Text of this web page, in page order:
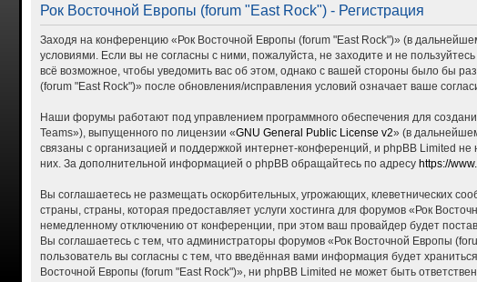
Рок Восточной Европы (forum "East Rock") - Регистрация
Заходя на конференцию «Рок Восточной Европы (forum "East Rock")» (в
условиями. Если вы не согласны с ними, пожалуйста, не заходите и не
всё возможное, чтобы уведомить вас об этом, однако с вашей стороны было бы
(forum "East Rock")» после обновления/исправления условий означает ваше
Наши форумы работают под управлением программного обеспечения для
Teams»), выпущенного по лицензии «GNU General Public License v2» (в
связаны с организацией и поддержкой интернет-конференций, и phpBB Limited
них. За дополнительной информацией о phpBB обращайтесь по адресу https://
Вы соглашаетесь не размещать оскорбительных, угрожающих, клеветнических
страны, страны, которая предоставляет услуги хостинга для форумов «Рок
немедленному отключению от конференции, при этом ваш провайдер будет
Вы соглашаетесь с тем, что администраторы форумов «Рок Восточной Европы
пользователь вы согласны с тем, что введённая вами информация будет
Восточной Европы (forum "East Rock")», ни phpBB Limited не может быть